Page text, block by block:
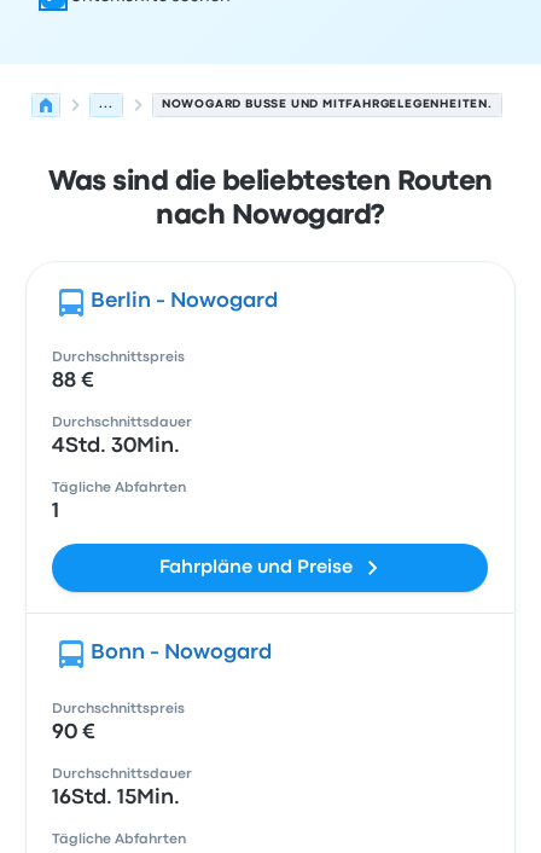
... NOWOGARD BUSSE UND MITFAHRGELEGENHEITEN.
Was sind die beliebtesten Routen
nach Nowogard?
Berlin - Nowogard
Durchschnittspreis
88 €
Durchschnittsdauer
4Std. 30Min.
Tägliche Abfahrten
1
Fahrpläne und Preise
Bonn - Nowogard
Durchschnittspreis
90 €
Durchschnittsdauer
16Std. 15Min.
Tägliche Abfahrten